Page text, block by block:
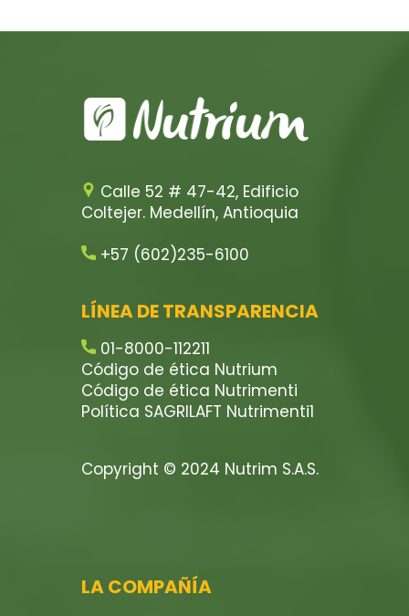
Calle 52 # 47-42, Edificio
Coltejer. Medellín, Antioquia
+57 (602)235-6100
LÍNEA DE TRANSPARENCIA
01-8000-112211
Código de ética Nutrium
Código de ética Nutrimenti
Política SAGRILAFT Nutrimenti1
Copyright © 2024 Nutrim S.A.S.
LA COMPAÑÍA